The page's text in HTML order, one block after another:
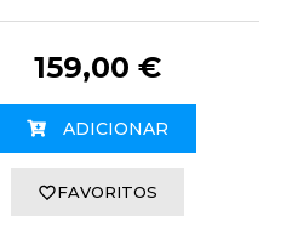
159,00 €
ADICIONAR
FAVORITOS